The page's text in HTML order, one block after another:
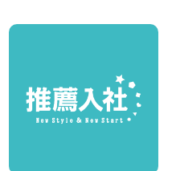
ンGL!!クルーズコントロ
〜!! 福島県 福島笹木野
2026年08月05日
円※※荷物運びに最適
カー!! 出雲ドーム前店
ム前店